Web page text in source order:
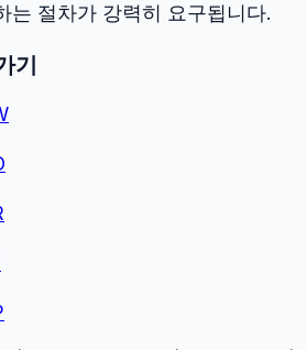
는 절차가 강력히 요구됩니다.
기